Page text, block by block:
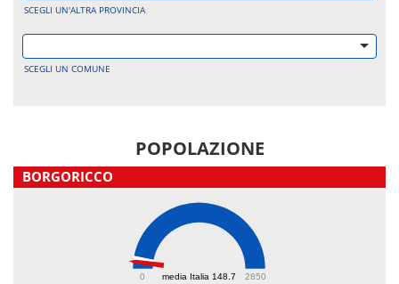
SCEGLI UN'ALTRA PROVINCIA
SCEGLI UN COMUNE
POPOLAZIONE
BORGORICCO
media Italia 148.7
0 2850